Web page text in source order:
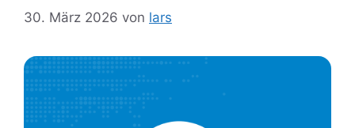
30. März 2026 von lars